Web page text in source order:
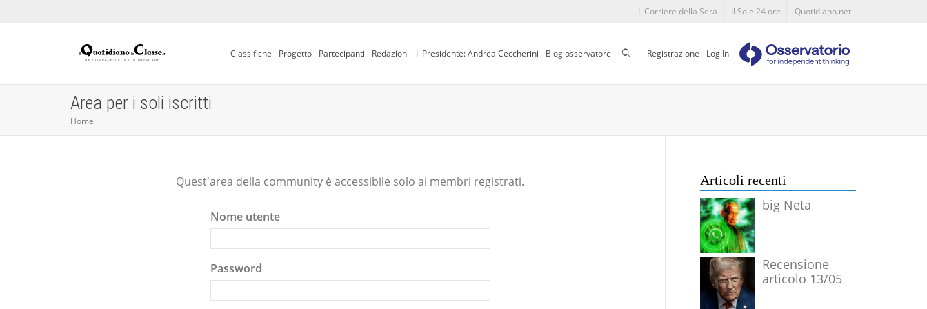
Il Corriere della Sera Il Sole 24 ore Quotidiano.net
Classifiche Progetto Partecipanti Redazioni Il Presidente: Andrea Ceccherini Blog osservatore CercaRegistrazione Log In
Area per i soli iscritti
Home
Quest'area della community è accessibile solo ai membri registrati.
Nome utente
Password
Articoli recenti
big Neta
Recensione
articolo 13/05